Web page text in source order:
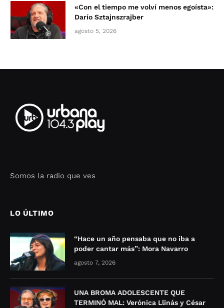
«Con el tiempo me volví menos egoísta»:
Darío Sztajnszrajber
agosto 5, 2026
Somos la radio que ves
LO ÚLTIMO
“Hace un año pensaba que no iba a
poder cantar más”: Mora Navarro
agosto 7, 2026
UNA BROMA ADOLESCENTE QUE
TERMINÓ MAL: Verónica Llinás y César